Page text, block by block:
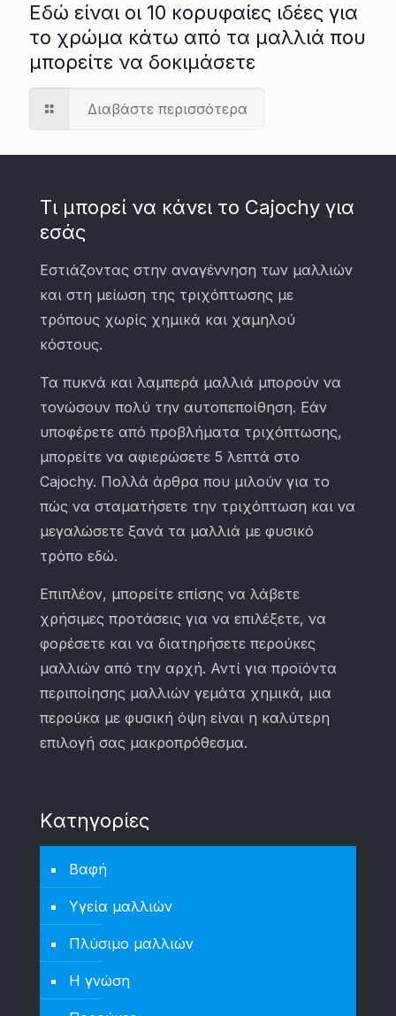
Εδώ είναι οι 10 κορυφαίες ιδέες για
το χρώμα κάτω από τα μαλλιά που
μπορείτε να δοκιμάσετε
Διαβάστε περισσότερα
Τι μπορεί να κάνει το Cajochy για
εσάς
Εστιάζοντας στην αναγέννηση των μαλλιών
και στη μείωση της τριχόπτωσης με
τρόπους χωρίς χημικά και χαμηλού
κόστους.
Τα πυκνά και λαμπερά μαλλιά μπορούν να
τονώσουν πολύ την αυτοπεποίθηση. Εάν
υποφέρετε από προβλήματα τριχόπτωσης,
μπορείτε να αφιερώσετε 5 λεπτά στο
Cajochy. Πολλά άρθρα που μιλούν για το
πώς να σταματήσετε την τριχόπτωση και να
μεγαλώσετε ξανά τα μαλλιά με φυσικό
τρόπο εδώ.
Επιπλέον, μπορείτε επίσης να λάβετε
χρήσιμες προτάσεις για να επιλέξετε, να
φορέσετε και να διατηρήσετε περούκες
μαλλιών από την αρχή. Αντί για προϊόντα
περιποίησης μαλλιών γεμάτα χημικά, μια
περούκα με φυσική όψη είναι η καλύτερη
επιλογή σας μακροπρόθεσμα.
Kατηγορίες
Βαφή
Υγεία μαλλιών
Πλύσιμο μαλλιών
Η γνώση